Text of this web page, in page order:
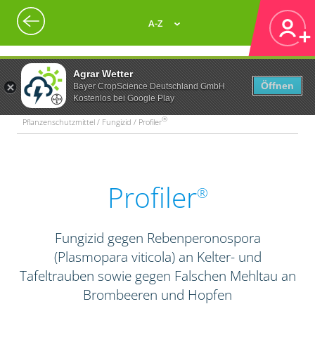
Agrar Wetter
Bayer CropScience Deutschland GmbH
Kostenlos bei Google Play
Öffnen
A-Z
Pflanzenschutzmittel / Fungizid / Profiler®
Profiler®
Fungizid gegen Rebenperonospora
(Plasmopara viticola) an Kelter- und
Tafeltrauben sowie gegen Falschen Mehltau an
Brombeeren und Hopfen